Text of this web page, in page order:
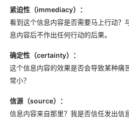
紧迫性（immediacy）：
看到这个信息内容是否需要马上行动？
息内容后不作出任何行动的后果。
确定性（certainty）：
这个信息内容的效果是否会导致某种痛
常小？
信源（source）：
信息内容来自那里？我是否信任发出信